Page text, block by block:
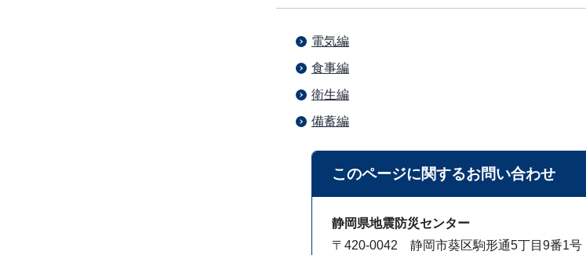
電気編
食事編
衛生編
備蓄編
このページに関するお問い合わせ
静岡県地震防災センター
〒420-0042 静岡市葵区駒形通5丁目9番1号